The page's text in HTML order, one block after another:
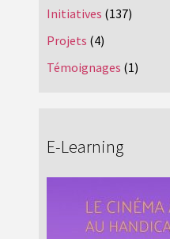
Initiatives (137)
Projets (4)
Témoignages (1)
E-Learning